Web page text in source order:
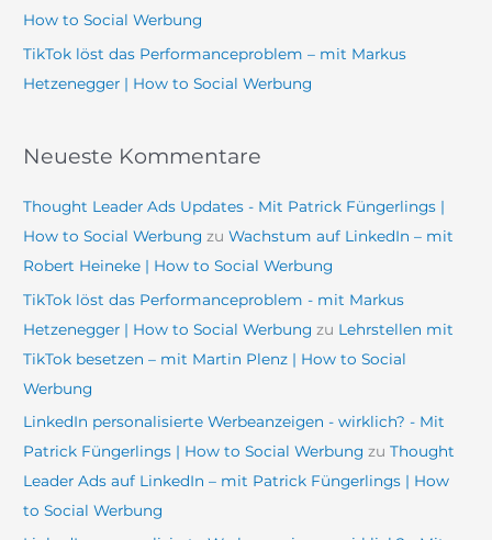
How to Social Werbung
TikTok löst das Performanceproblem – mit Markus
Hetzenegger | How to Social Werbung
Neueste Kommentare
Thought Leader Ads Updates - Mit Patrick Füngerlings |
How to Social Werbung zuWachstum auf LinkedIn – mit
Robert Heineke | How to Social Werbung
TikTok löst das Performanceproblem - mit Markus
Hetzenegger | How to Social Werbung zu Lehrstellen mit
TikTok besetzen – mit Martin Plenz | How to Social
Werbung
LinkedIn personalisierte Werbeanzeigen - wirklich? - Mit
Patrick Füngerlings | How to Social Werbung zuThought
Leader Ads auf LinkedIn – mit Patrick Füngerlings | How
to Social Werbung